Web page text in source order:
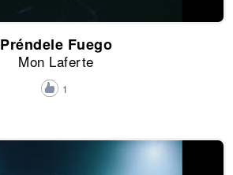
Préndele Fuego
Mon Laferte
1